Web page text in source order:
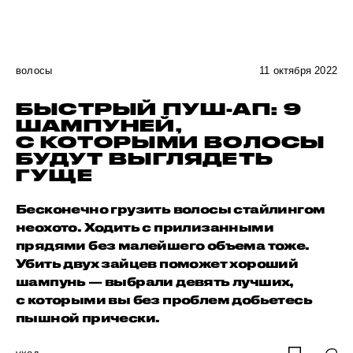
волосы 11 октября 2022
БЫСТРЫЙ ПУШ-АП: 9
ШАМПУНЕЙ,
С КОТОРЫМИ ВОЛОСЫ
БУДУТ ВЫГЛЯДЕТЬ
ГУЩЕ
Бесконечно грузить волосы стайлингом
неохото. Ходить с прилизанными
прядями без малейшего объема тоже.
Убить двух зайцев поможет хороший
шампунь — выбрали девять лучших,
с которыми вы без проблем добьетесь
пышной прически.